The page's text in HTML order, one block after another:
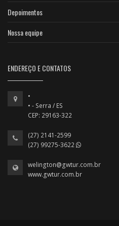
Depoimentos
Nossa equipe
ENDEREÇO E CONTATOS
•
• - Serra / ES
CEP: 29163-322
(27) 2141-2599
(27) 99275-3622
welington@gwtur.com.br
www.gwtur.com.br